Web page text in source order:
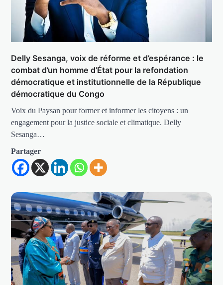
Delly Sesanga, voix de réforme et d’espérance : le
combat d’un homme d’État pour la refondation
démocratique et institutionnelle de la République
démocratique du Congo
Voix du Paysan pour former et informer les citoyens : un
engagement pour la justice sociale et climatique. Delly
Sesanga…
Partager